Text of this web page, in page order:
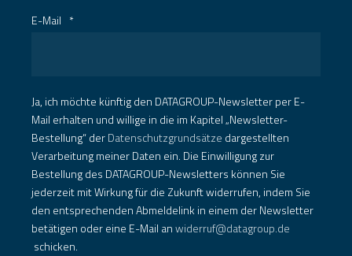
E-Mail *
Ja, ich möchte künftig den DATAGROUP-Newsletter per E-
Mail erhalten und willige in die im Kapitel „Newsletter-
Bestellung“ derDatenschutzgrundsätze dargestellten
Verarbeitung meiner Daten ein. Die Einwilligung zur
Bestellung des DATAGROUP-Newsletters können Sie
jederzeit mit Wirkung für die Zukunft widerrufen, indem Sie
den entsprechenden Abmeldelink in einem der Newsletter
betätigen oder eine E-Mail anwiderruf@datagroup.de
schicken.